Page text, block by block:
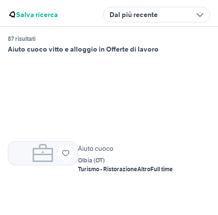
Salva ricerca Dal più recente
87 risultati
Aiuto cuoco vitto e alloggio in Offerte di lavoro
Aiuto cuoco
Olbia (OT)
Turismo - RistorazioneAltroFull time